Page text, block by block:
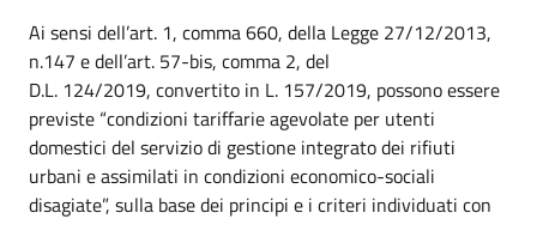
Ai sensi dell’art. 1, comma 660, della Legge 27/12/2013,
n.147 e dell’art. 57-bis, comma 2, del
D.L. 124/2019, convertito in L. 157/2019, possono essere
previste “condizioni tariffarie agevolate per utenti
domestici del servizio di gestione integrato dei rifiuti
urbani e assimilati in condizioni economico-sociali
disagiate”, sulla base dei principi e i criteri individuati con